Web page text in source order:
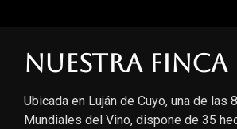
Nuestra finca
Ubicada en Luján de Cuyo, una de las
Mundiales del Vino, dispone de 35